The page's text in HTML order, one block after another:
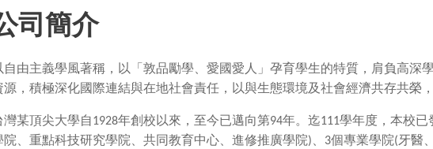
司簡介
自由主義學風著稱，以「敦品勵學、愛國愛人」孕育學生的特質，肩負高深
源，積極深化國際連結與在地社會責任，以與生態環境及社會經濟共存共榮
灣某頂尖大學自 1928年創校以來，至今已邁向第94年。迄111學年度，本校已
院、重點科技研究學院、共同教育中心、進修推廣學院)、 3個專業學院(牙醫